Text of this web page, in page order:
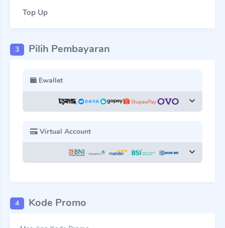
Top Up
3 Pilih Pembayaran
Ewallet
Virtual Account
4 Kode Promo